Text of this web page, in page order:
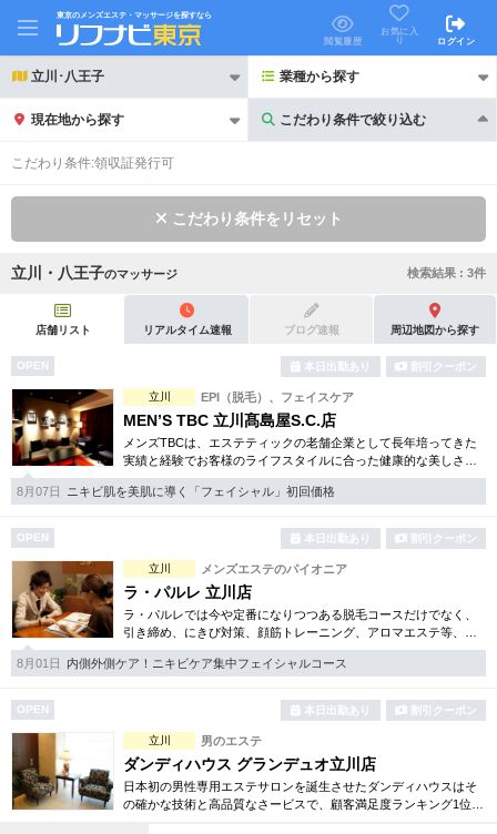
東京のメンズエステ・マッサージを探すなら
閲覧履歴
お気に入
り
ログイン
立川･八王子 業種から探す
現在地から探す こだわり条件で絞り込む
こだわり条件で絞り込む
初回割引あり リピーター割引あり
団体割引 ポイントカード有
キャッシュレス決済OK 領収証発行可
2名様歓迎 団体様歓迎
完全個室 半個室あり
ペアルームあり シャワー室完備
フットバスあり
専用駐車場あり 有資格者在籍
日本人スタッフのみ 女性スタッフのみ
スタッフ指名可 Ｗセラピスト
駅から徒歩5分以内
こだわり条件:領収証発行可
こだわり条件をリセット
立川・八王子のマッサージ 検索結果 : 3件
店舗リスト リアルタイム速報 ブログ速報 周辺地図から探す
OPEN 本日出勤あり 割引クーポン
立川 EPI（脱毛）、フェイスケア
MEN’S TBC 立川髙島屋S.C.店
メンズTBCは、エステティックの老舗企業として長年培ってきた
実績と経験でお客様のライフスタイルに合った健康的な美しさを
サポート。脱毛、フェイシャル、引き締め等お得な体験コースも
数多くご用意しています。
8月07日 ニキビ肌を美肌に導く「フェイシャル」初回価格
OPEN 本日出勤あり 割引クーポン
立川 メンズエステのパイオニア
ラ・パルレ 立川店
ラ・パルレでは今や定番になりつつある脱毛コースだけでなく、
引き締め、にきび対策、顔筋トレーニング、アロマエステ等、多
種多様なメニューをご用意。お得な体験コースも各種取り揃えて
おります。
8月01日 内側外側ケア！ニキビケア集中フェイシャルコース
OPEN 本日出勤あり 割引クーポン
立川 男のエステ
ダンディハウス グランデュオ立川店
日本初の男性専用エステサロンを誕生させたダンディハウスはそ
の確かな技術と高品質なさービスで、顧客満足度ランキング1位に